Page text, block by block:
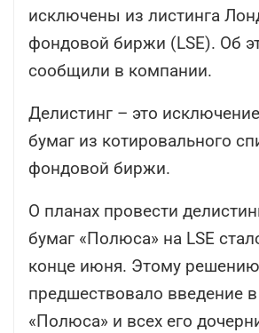
исключены из листинга
фондовой биржи (LSE). Об
сообщили в компании.
Делистинг – это
бумаг из котировального
фондовой биржи.
О планах провести
бумаг «Полюса» на LSE
конце июня. Этому решению
предшествовало введение
«Полюса» и всех его